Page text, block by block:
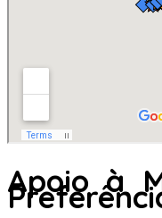
Apoio à